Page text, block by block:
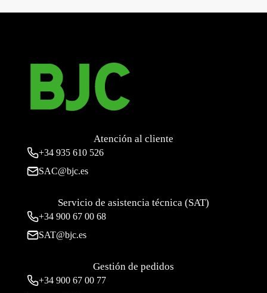
Atención al cliente
+34 935 610 526
SAC@bjc.es
Servicio de asistencia técnica (SAT)
+34 900 67 00 68
SAT@bjc.es
Gestión de pedidos
+34 900 67 00 77